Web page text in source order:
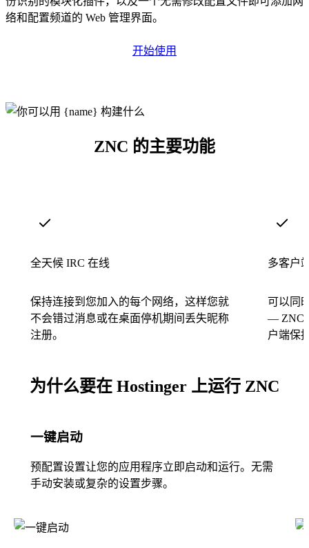
络和配置频道的 Web 管理界面。
开始使用
ZNC 的主要功能
全天候 IRC 在线
保持连接到您加入的每个网络，这样您就
不会错过消息或在桌面停机期间丢失昵称
注册。
多客户
可以同
— ZNC
户端保
为什么要在 Hostinger 上运行 ZNC
一键启动
预配置设置让您的应用程序立即启动和运行。无需
手动安装或复杂的设置步骤。